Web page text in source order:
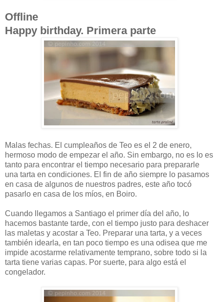
Offline
Happy birthday. Primera parte
Malas fechas. El cumpleaños de Teo es el 2 de enero,
hermoso modo de empezar el año. Sin embargo, no es lo es
tanto para encontrar el tiempo necesario para prepararle
una tarta en condiciones. El fin de año siempre lo pasamos
en casa de algunos de nuestros padres, este año tocó
pasarlo en casa de los míos, en Boiro.
Cuando llegamos a Santiago el primer día del año, lo
hacemos bastante tarde, con el tiempo justo para deshacer
las maletas y acostar a Teo. Preparar una tarta, y a veces
también idearla, en tan poco tiempo es una odisea que me
impide acostarme relativamente temprano, sobre todo si la
tarta tiene varias capas. Por suerte, para algo está el
congelador.